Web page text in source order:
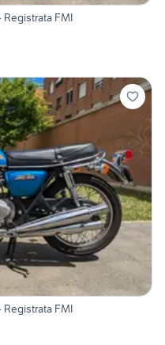
Registrata FMI
Registrata FMI